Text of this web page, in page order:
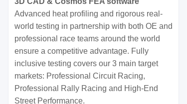
Advanced heat profiling and rigorous real-
world testing in partnership with both OE and
professional race teams around the world
ensure a competitive advantage. Fully
inclusive testing covers our 3 main target
markets: Professional Circuit Racing,
Professional Rally Racing and High-End
Street Performance.